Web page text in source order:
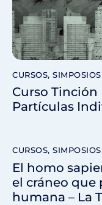
CURSOS,
Curso Tinción
Partículas
CURSOS,
El homo
el cráneo
humana – La